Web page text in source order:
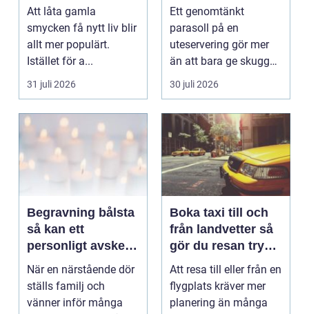
till nya favoriter
Att låta gamla
smycken få nytt liv blir
allt mer populärt.
Istället för a...
31 juli 2026
uteserveringen rätt
känsla året runt
Ett genomtänkt
parasoll på en
uteservering gör mer
än att bara ge skugga.
Det påverkar hur länge
gäs...
30 juli 2026
Begravning bålsta
så kan ett
personligt avsked
formas
När en närstående dör
ställs familj och
vänner inför många
Boka taxi till och
från landvetter så
gör du resan trygg
och smidig
Att resa till eller från en
flygplats kräver mer
planering än många